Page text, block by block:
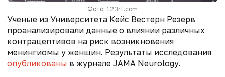
Фото: 123rf.com
Ученые из Университета Кейс Вестерн Резерв
проанализировали данные о влиянии различных
контрацептивов на риск возникновения
менингиомы у женщин. Результаты исследования
опубликованы в журнале JAMA Neurology.